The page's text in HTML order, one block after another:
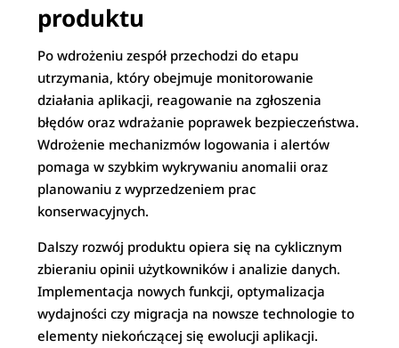
produktu
Po wdrożeniu zespół przechodzi do etapu
utrzymania, który obejmuje monitorowanie
działania aplikacji, reagowanie na zgłoszenia
błędów oraz wdrażanie poprawek bezpieczeństwa.
Wdrożenie mechanizmów logowania i alertów
pomaga w szybkim wykrywaniu anomalii oraz
planowaniu z wyprzedzeniem prac
konserwacyjnych.
Dalszy rozwój produktu opiera się na cyklicznym
zbieraniu opinii użytkowników i analizie danych.
Implementacja nowych funkcji, optymalizacja
wydajności czy migracja na nowsze technologie to
elementy niekończącej się ewolucji aplikacji.